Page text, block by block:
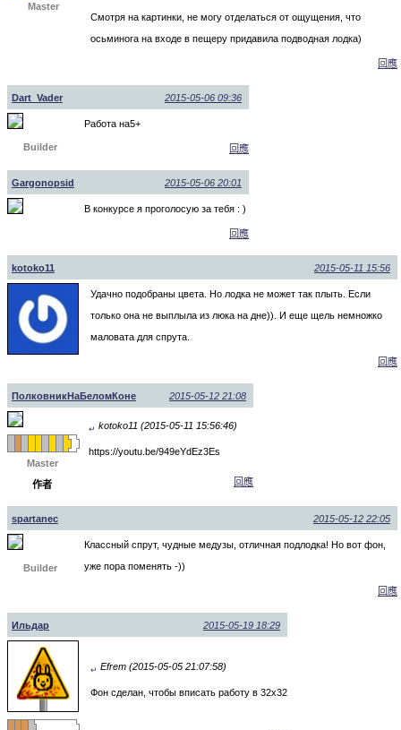
Master
Смотря на картинки, не могу отделаться от ощущения, что
осьминога на входе в пещеру придавила подводная лодка)
回應
Dart_Vader 2015-05-06 09:36
Builder
Работа на5+
回應
Gargonopsid 2015-05-06 20:01
В конкурсе я проголосую за тебя : )
回應
kotoko11 2015-05-11 15:56
Удачно подобраны цвета. Но лодка не может так плыть. Если
только она не выплыла из люка на дне)). И еще щель немножко
маловата для спрута.
回應
ПолковникНаБеломКоне 2015-05-12 21:08
Master
作者
↵ kotoko11 (2015-05-11 15:56:46)
https://youtu.be/949eYdEz3Es
回應
spartanec 2015-05-12 22:05
Builder
Классный спрут, чудные медузы, отличная подлодка! Но вот фон,
уже пора поменять -))
回應
Ильдар 2015-05-19 18:29
↵ Efrem (2015-05-05 21:07:58)
Фон сделан, чтобы вписать работу в 32х32